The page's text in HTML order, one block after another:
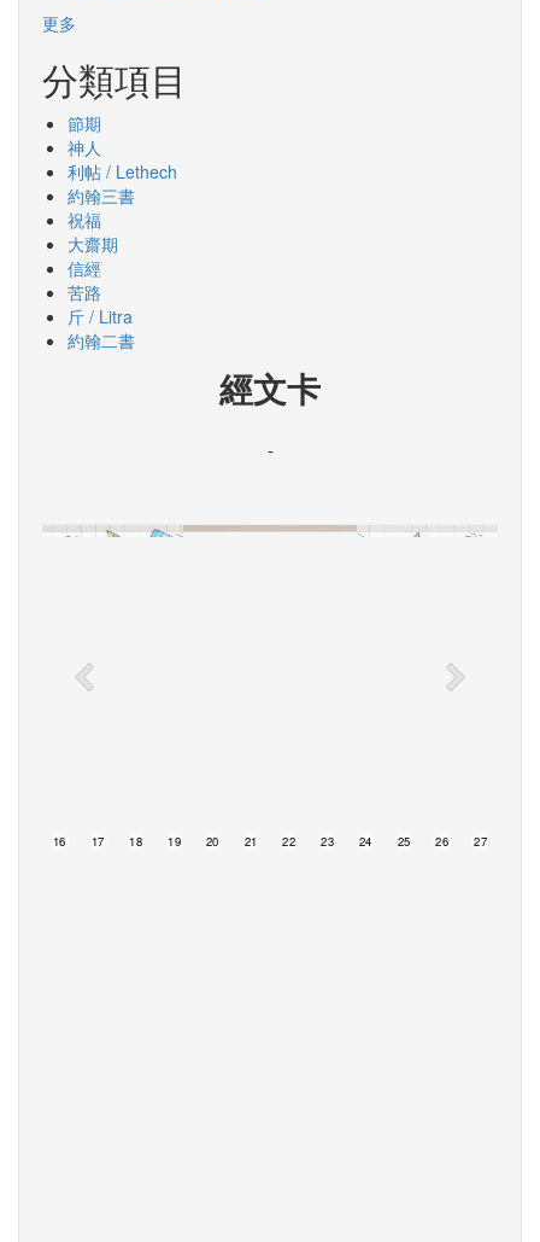
更多
分類項目
節期
神人
利帖 / Lethech
約翰三書
祝福
大齋期
信經
苦路
斤 / Litra
約翰二書
經文卡
-
16 17 18 19 20 21 22 23 24 25 26 27